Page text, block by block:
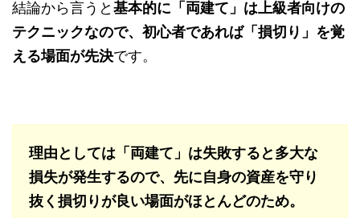
結論から言うと基本的に「両建て」は上級者向けの
テクニックなので、初心者であれば「損切り」を覚
える場面が先決です。
理由としては「両建て」は失敗すると多大な
損失が発生するので、先に自身の資産を守り
抜く損切りが良い場面がほとんどのため。